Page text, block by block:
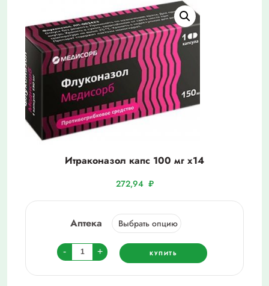
Итраконазол капс 100 мг х14
272,94 ₽
Аптека
-
Количество
товара
Итраконазол
+ КУПИТЬ